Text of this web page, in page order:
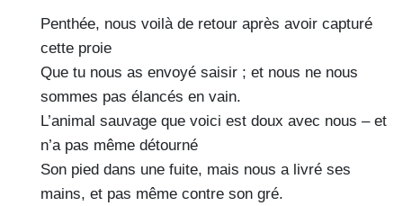
Penthée, nous voilà de retour après avoir capturé
cette proie
Que tu nous as envoyé saisir ; et nous ne nous
sommes pas élancés en vain.
L’animal sauvage que voici est doux avec nous – et
n’a pas même détourné
Son pied dans une fuite, mais nous a livré ses
mains, et pas même contre son gré.